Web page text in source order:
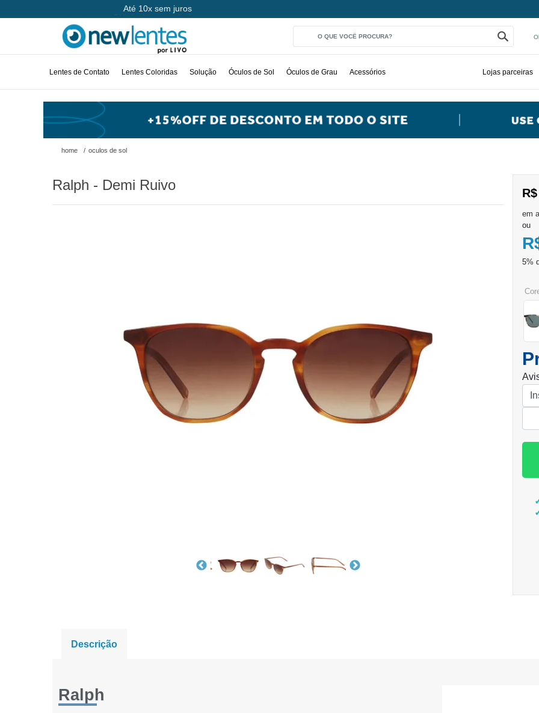
Até 10x sem juros
Lentes de Contato Lentes Coloridas Solução Óculos de Sol Óculos de Grau Acessórios Lojas parceiras
home / oculos de sol
Ralph - Demi Ruivo
ou
Descrição
Ralph